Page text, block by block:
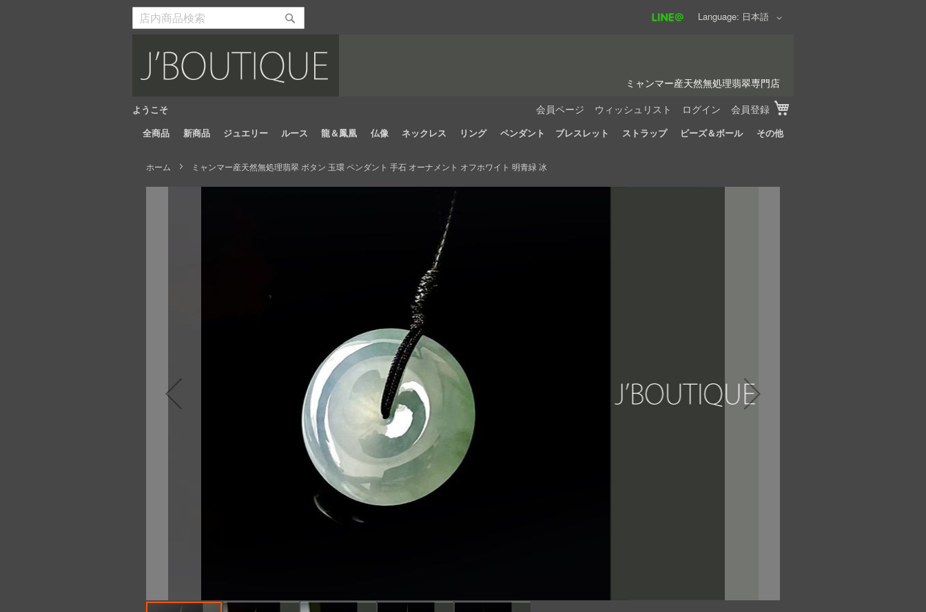
Language
日本語
会員ページ ウィッシュリスト ログイン 会員登録
Skip
ミャンマー産天然無処理翡翠専門店
ようこそ
検
検
始
全商品 新商品 ジュエリー ルース 龍＆鳳凰 仏像 ネックレス リング ペンダント ブレスレット ストラップ ビーズ＆ボール その他
ホーム ミャンマー産天然無処理翡翠 ボタン 玉環 ペンダント 手石 オーナメント オフホワイト 明青緑 冰